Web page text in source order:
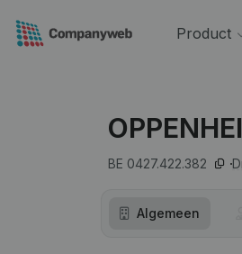
Product
BE 0427.422.382
Algemeen